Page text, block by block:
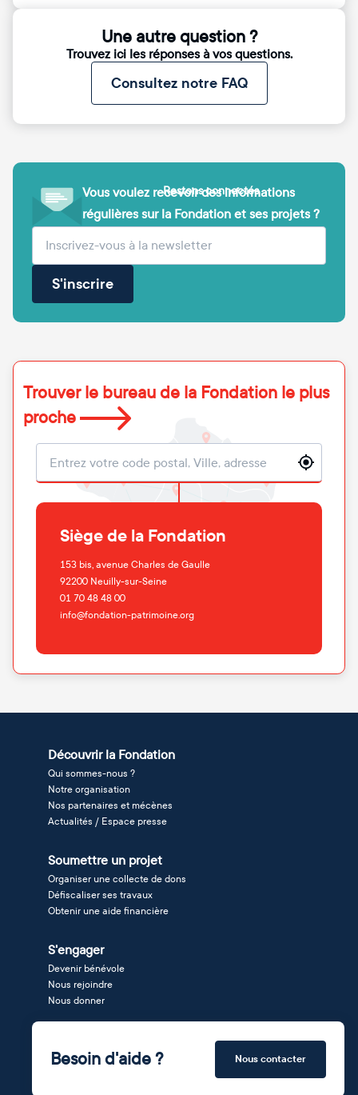
Une autre question ?
Trouvez ici les réponses à vos questions.
Consultez notre FAQ
Vous voulez recevoir des informations
régulières sur la Fondation et ses projets ?
Votre adresse e-mail (obligatoire)
S'inscrire
Restons connectés
Trouver le bureau de la Fondation le plus
proche
Localisation
Siège de la Fondation
153 bis, avenue Charles de Gaulle
92200 Neuilly-sur-Seine
01 70 48 48 00
info@fondation-patrimoine.org
Découvrir la Fondation
Qui sommes-nous ?
Notre organisation
Nos partenaires et mécènes
Actualités / Espace presse
Soumettre un projet
Organiser une collecte de dons
Défiscaliser ses travaux
Obtenir une aide financière
S'engager
Devenir bénévole
Nous rejoindre
Nous donner
Besoin d'aide ? Nous contacter